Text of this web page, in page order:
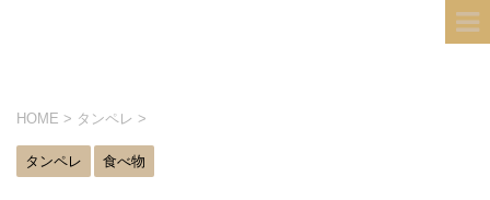
HOME > タンペレ >
タンペレ 食べ物